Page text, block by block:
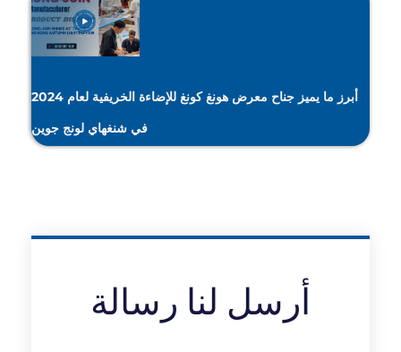
أبرز ما يميز جناح معرض هونغ كونغ للإضاءة الخريفية لعام 2024
في شنغهاي لونج جوين
أرسل لنا رسالة